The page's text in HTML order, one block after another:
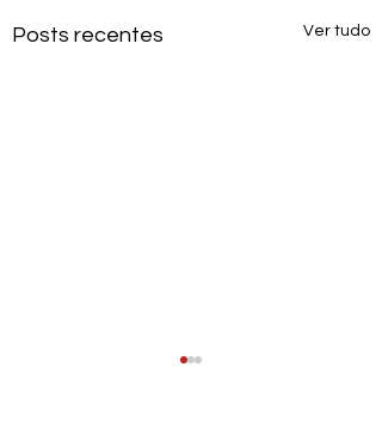
Posts recentes Ver tudo